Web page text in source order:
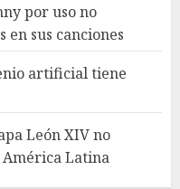
por uso no
en sus canciones
artificial tiene
León XIV no
Latina
confirma que el
XIV no visitará
su gira por América
el semen también